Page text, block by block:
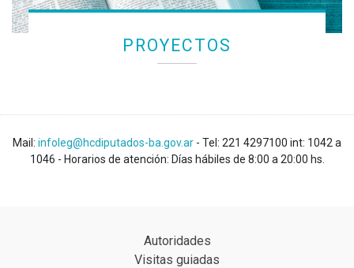
PROYECTOS
Mail: infoleg@hcdiputados-ba.gov.ar - Tel: 221 4297100 int: 1042 a
1046 - Horarios de atención: Días hábiles de 8:00 a 20:00 hs.
Autoridades
Visitas guiadas